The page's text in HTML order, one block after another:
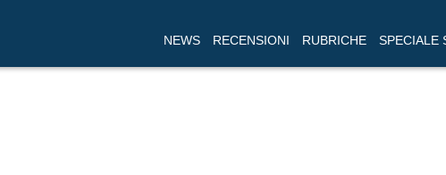
NEWS RECENSIONI RUBRICHE SPECIALE